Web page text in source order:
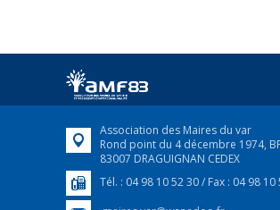
Association des Maires du var
Rond point du 4 décembre 1974,
83007 DRAGUIGNAN CEDEX
Tél. : 04 98 10 52 30 / Fax : 04 98 10